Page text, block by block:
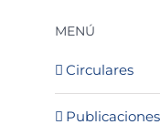
MENÚ
Circulares
Publicaciones